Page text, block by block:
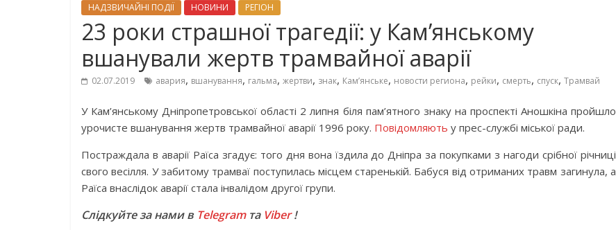
НАДЗВИЧАЙНІ ПОДІЇ НОВИНИ РЕГІОН
23 роки страшної трагедії: у Кам’янському
вшанували жертв трамвайної аварії
02.07.2019 авария, вшанування, гальма, жертви, знак, Кам’янське, новости региона, рейки, смерть, спуск, Трамвай
У Кам’янському Дніпропетровської області 2 липня біля пам’ятного знаку на проспекті Аношкіна пройшло
урочисте вшанування жертв трамвайної аварії 1996 року. Повідомляють у прес-службі міської ради.
Постраждала в аварії Раїса згадує: того дня вона їздила до Дніпра за покупками з нагоди срібної річниці
свого весілля. У забитому трамваї поступилась місцем старенькій. Бабуся від отриманих травм загинула, а
Раїса внаслідок аварії стала інвалідом другої групи.
Слідкуйте за нами в Telegramта Viber!